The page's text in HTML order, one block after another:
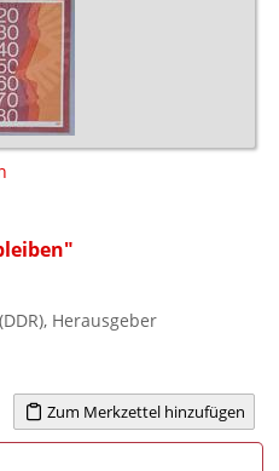
Herausgeber
Zum Merkzettel hinzufügen